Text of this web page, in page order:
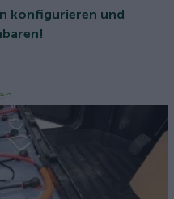
konfigurieren und